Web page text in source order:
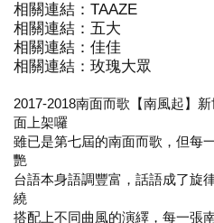
相關連結： TAAZE
相關連結： 五大
相關連結： 佳佳
相關連結： 玫瑰大眾
2017-2018南面而歌【南風起】
面上架囉
雖已是第七屆的南面而歌，但每
艷
台語本身語調豐富，話語成了旋
繞
搭配上不同曲風的演繹，每一張